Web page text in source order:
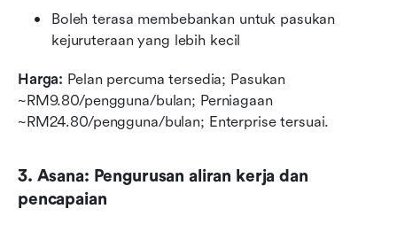
Boleh terasa membebankan untuk pasukan
kejuruteraan yang lebih kecil
Harga: Pelan percuma tersedia; Pasukan
~RM9.80/pengguna/bulan; Perniagaan
~RM24.80/pengguna/bulan; Enterprise tersuai.
3. Asana: Pengurusan aliran kerja dan
pencapaian